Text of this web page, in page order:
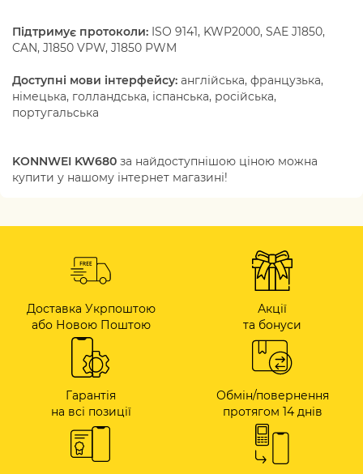
Підтримує протоколи: ISO 9141, KWP2000, SAE J1850,
CAN, J1850 VPW, J1850 PWM
Доступні мови інтерфейсу: англійська, французька,
німецька, голландська, іспанська, російська,
португальська
KONNWEI KW680 за найдоступнішою ціною можна
купити у нашому інтернет магазині!
Доставка Укрпоштою
або Новою Поштою
Акції
та бонуси
Гарантія
на всі позиції
Обмін/повернення
протягом 14 днів